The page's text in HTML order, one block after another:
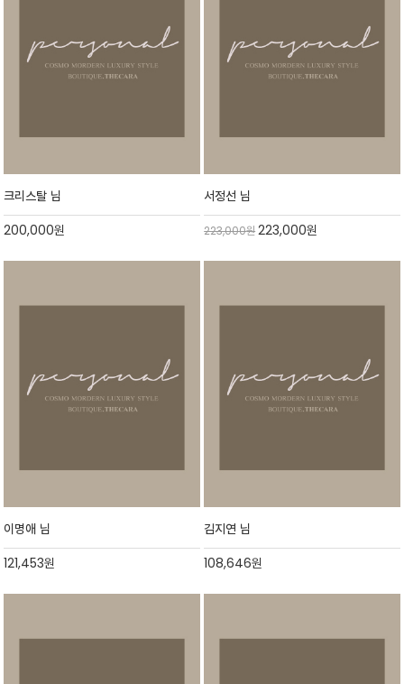
크리스탈 님
200,000원
서정선 님
223,000원223,000원
이명애 님
121,453원
김지연 님
108,646원